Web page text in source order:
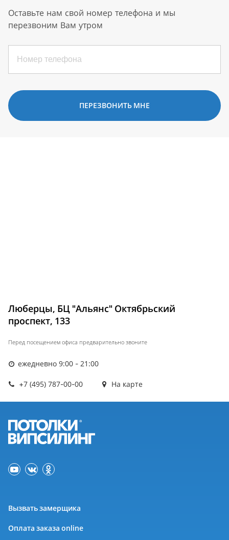
Оставьте нам свой номер телефона и мы
перезвоним Вам утром
ПЕРЕЗВОНИТЬ МНЕ
Люберцы, БЦ "Альянс" Октябрьский
проспект, 133
Перед посещением офиса предварительно звоните
ежедневно 9:00 - 21:00
+7 (495) 787-00-00 На карте
Вызвать замерщика
Оплата заказа online